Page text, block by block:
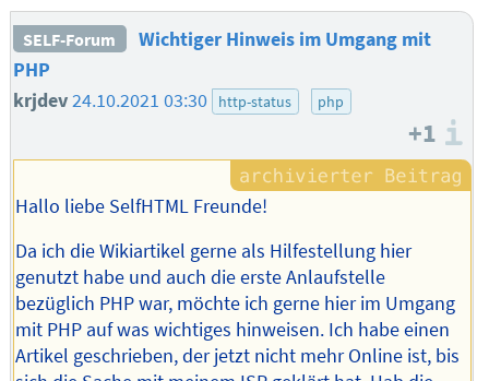
SELF-Forum
Wichtiger Hinweis im Umgang mit
PHP
krjdev24.10.2021 03:30 http-status php
+1
Hallo liebe SelfHTML Freunde!
Da ich die Wikiartikel gerne als Hilfestellung hier
genutzt habe und auch die erste Anlaufstelle
bezüglich PHP war, möchte ich gerne hier im Umgang
mit PHP auf was wichtiges hinweisen. Ich habe einen
Artikel geschrieben, der jetzt nicht mehr Online ist, bis